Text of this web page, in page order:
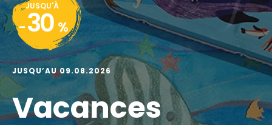
JUSQU'À
- 30 %
JUSQU’AU 09.08.2026
Vacances